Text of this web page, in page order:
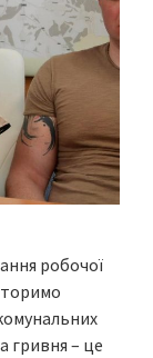
робочої
гривня – це